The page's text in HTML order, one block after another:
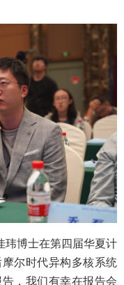
玮博士在第四届华夏计
尔时代异构多核系统
，我们有幸在报告会